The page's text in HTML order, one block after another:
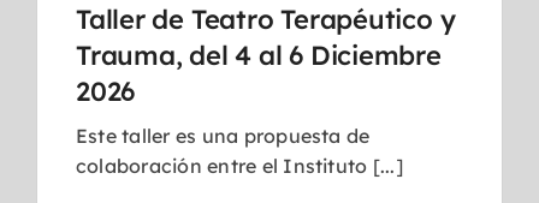
Taller de Teatro Terapéutico y
Trauma, del 4 al 6 Diciembre
2026
Este taller es una propuesta de
colaboración entre el Instituto [...]